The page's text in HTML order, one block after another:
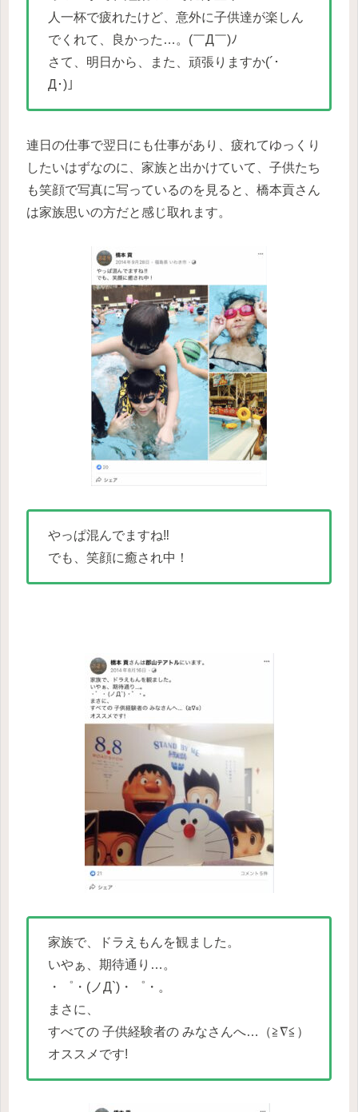
人一杯で疲れたけど、意外に子供達が楽しん
でくれて、良かった…。(￣Д￣)ﾉ
さて、明日から、また、頑張りますか(´･
Д･)」
連日の仕事で翌日にも仕事があり、疲れてゆっくり
したいはずなのに、家族と出かけていて、子供たち
も笑顔で写真に写っているのを見ると、橋本貢さん
は家族思いの方だと感じ取れます。
やっぱ混んでますね‼︎
でも、笑顔に癒され中！
家族で、ドラえもんを観ました。
いやぁ、期待通り…。
・゜・(ノД`)・゜・。
まさに、
すべての 子供経験者の みなさんへ…（≧∇≦）
オススメです!